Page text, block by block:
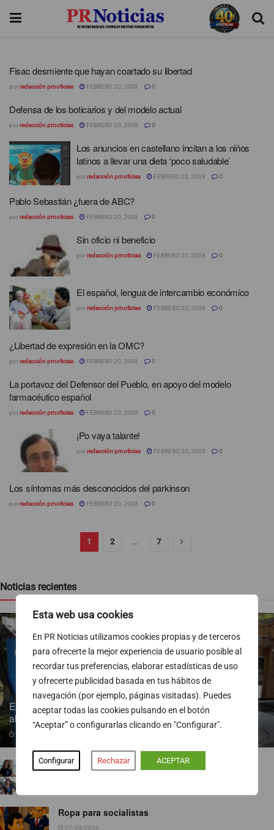
Esta web usa cookies
En PR Noticias utilizamos cookies propias y de terceros
para ofrecerte la mejor experiencia de usuario posible al
recordar tus preferencias, elaborar estadísticas de uso
y ofrecerte publicidad basada en tus hábitos de
navegación (por ejemplo, páginas visitadas). Puedes
aceptar todas las cookies pulsando en el botón
“Aceptar” o configurarlas clicando en "Configurar".
Configurar Rechazar ACEPTAR
Fisac desmiente que hayan coartado su libertad
porredacción prnoticias FEBRERO 20, 2008 0
Defensa de los boticarios y del modelo actual
porredacción prnoticias FEBRERO 20, 2008 0
Los anuncios en castellano incitan a los niños
latinos a llevar una dieta ‘poco saludable’
porredacción prnoticias FEBRERO 20, 2008 0
Pablo Sebastián ¿fuera de ABC?
porredacción prnoticias FEBRERO 20, 2008 0
Sin oficio ni beneficio
porredacción prnoticias FEBRERO 20, 2008 0
El español, lengua de intercambio económico
porredacción prnoticias FEBRERO 20, 2008 0
¿Libertad de expresión en la OMC?
porredacción prnoticias FEBRERO 20, 2008 0
La portavoz del Defensor del Pueblo, en apoyo del modelo
farmacéutico español
porredacción prnoticias FEBRERO 20, 2008 0
¡Po vaya talante!
porredacción prnoticias FEBRERO 20, 2008 0
Los síntomas más desconocidos del parkinson
porredacción prnoticias FEBRERO 20, 2008 0
1 2 … 7
Noticias recientes
Endesa pone a disposición más de 300 puntos de recarga
abiertos al público
TVE ejecuta un nuevo baile de corresponsales
Ropa para socialistas
07/08/2026